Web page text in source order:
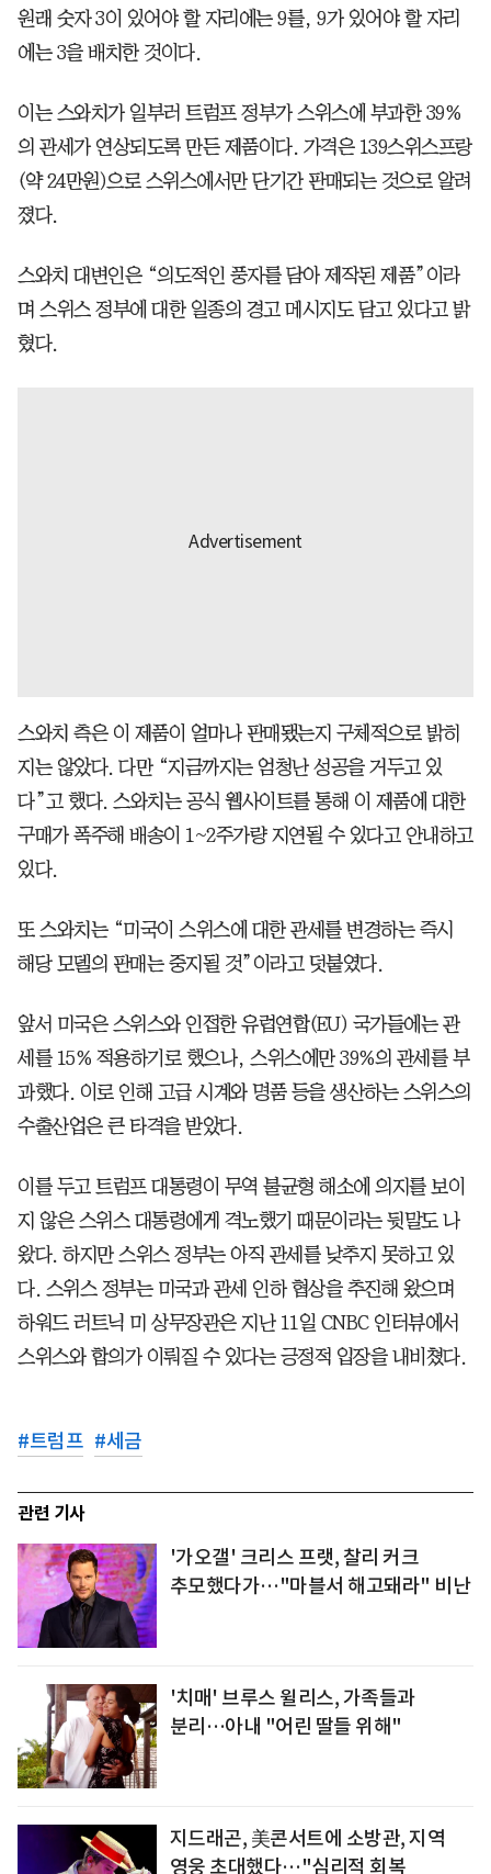
원래 숫자 3이 있어야 할 자리에는 9를, 9가 있어야 할 자리
에는 3을 배치한 것이다.
이는 스와치가 일부러 트럼프 정부가 스위스에 부과한 39%
의 관세가 연상되도록 만든 제품이다. 가격은 139스위스프랑
(약 24만원)으로 스위스에서만 단기간 판매되는 것으로 알려
졌다.
스와치 대변인은 “의도적인 풍자를 담아 제작된 제품”이라
며 스위스 정부에 대한 일종의 경고 메시지도 담고 있다고 밝
혔다.
스와치 측은 이 제품이 얼마나 판매됐는지 구체적으로 밝히
지는 않았다. 다만 “지금까지는 엄청난 성공을 거두고 있
다”고 했다. 스와치는 공식 웹사이트를 통해 이 제품에 대한
구매가 폭주해 배송이 1~2주가량 지연될 수 있다고 안내하고
있다.
또 스와치는 “미국이 스위스에 대한 관세를 변경하는 즉시
해당 모델의 판매는 중지될 것”이라고 덧붙였다.
앞서 미국은 스위스와 인접한 유럽연합(EU) 국가들에는 관
세를 15% 적용하기로 했으나, 스위스에만 39%의 관세를 부
과했다. 이로 인해 고급 시계와 명품 등을 생산하는 스위스의
수출산업은 큰 타격을 받았다.
이를 두고 트럼프 대통령이 무역 불균형 해소에 의지를 보이
지 않은 스위스 대통령에게 격노했기 때문이라는 뒷말도 나
왔다. 하지만 스위스 정부는 아직 관세를 낮추지 못하고 있
다. 스위스 정부는 미국과 관세 인하 협상을 추진해 왔으며
하워드 러트닉 미 상무장관은 지난 11일 CNBC 인터뷰에서
스위스와 합의가 이뤄질 수 있다는 긍정적 입장을 내비쳤다.
#트럼프 #세금
관련 기사
'가오갤' 크리스 프랫, 찰리 커크
추모했다가…"마블서 해고돼라" 비난
'치매' 브루스 윌리스, 가족들과
분리…아내 "어린 딸들 위해"
지드래곤, 美콘서트에 소방관, 지역
영웅 초대했다…"심리적 회복